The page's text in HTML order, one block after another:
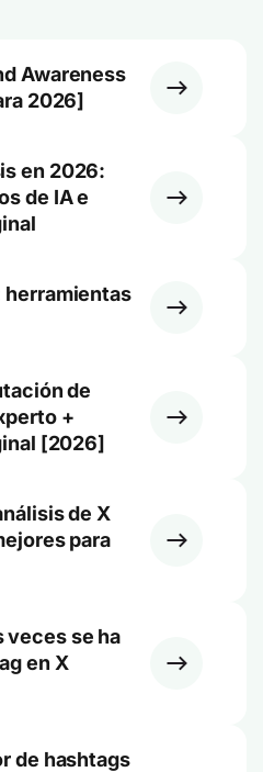
Awareness
2026]
en 2026:
de IA e
herramientas
de
+
[2026]
de X
para
veces se ha
en X
de hashtags